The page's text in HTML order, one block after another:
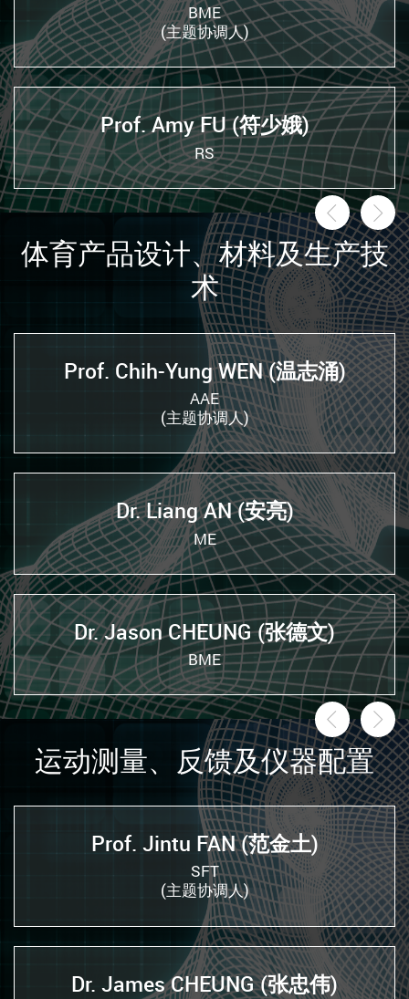
前一页
BME
(主题协调人)
Prof. Amy FU (符少娥)
RS
后
体育产品设计、材料及生产技
术
前一页
Prof. Chih-Yung WEN (温志涌)
AAE
(主题协调人)
Dr. Liang AN (安亮)
ME
Dr. Jason CHEUNG (张德文)
BME
后
运动测量、反馈及仪器配置
Prof. Jintu FAN (范金土)
SFT
(主题协调人)
Dr. James CHEUNG (张忠伟)